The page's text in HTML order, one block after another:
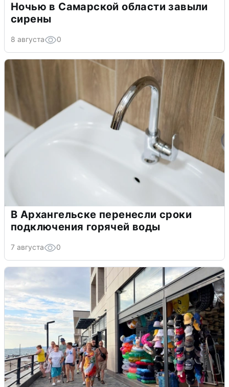
Ночью в Самарской области завыли
сирены
8 августа 0
В Архангельске перенесли сроки
подключения горячей воды
7 августа 0